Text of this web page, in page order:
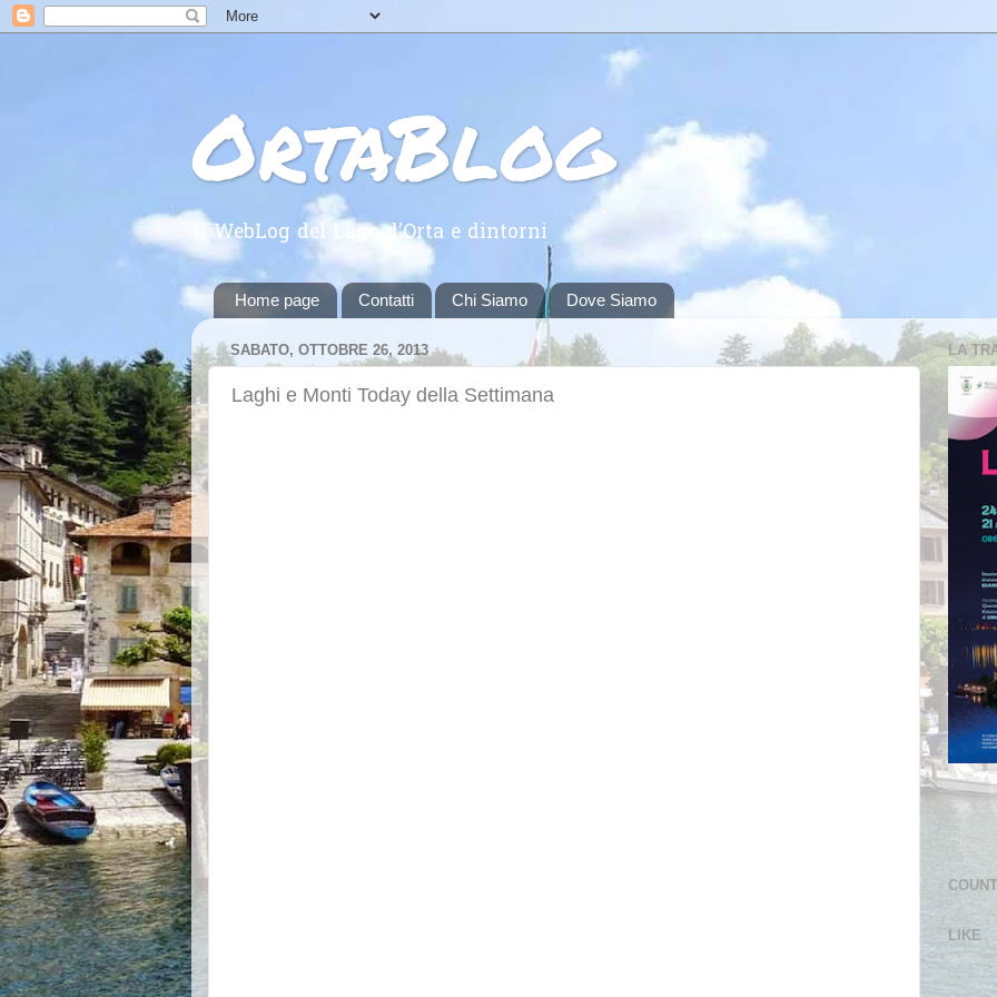
OrtaBlog
Il WebLog del Lago d'Orta e dintorni
Home page Contatti Chi Siamo Dove Siamo
SABATO, OTTOBRE 26, 2013
Laghi e Monti Today della Settimana
LA
LIKE